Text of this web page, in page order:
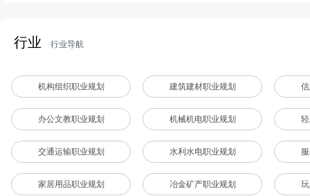
行业 行业导航
机构组织职业规划 建筑建材职业规划
办公文教职业规划 机械机电职业规划
交通运输职业规划 水利水电职业规划
家居用品职业规划 冶金矿产职业规划